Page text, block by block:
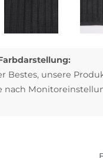
Bestes, unsere
nach